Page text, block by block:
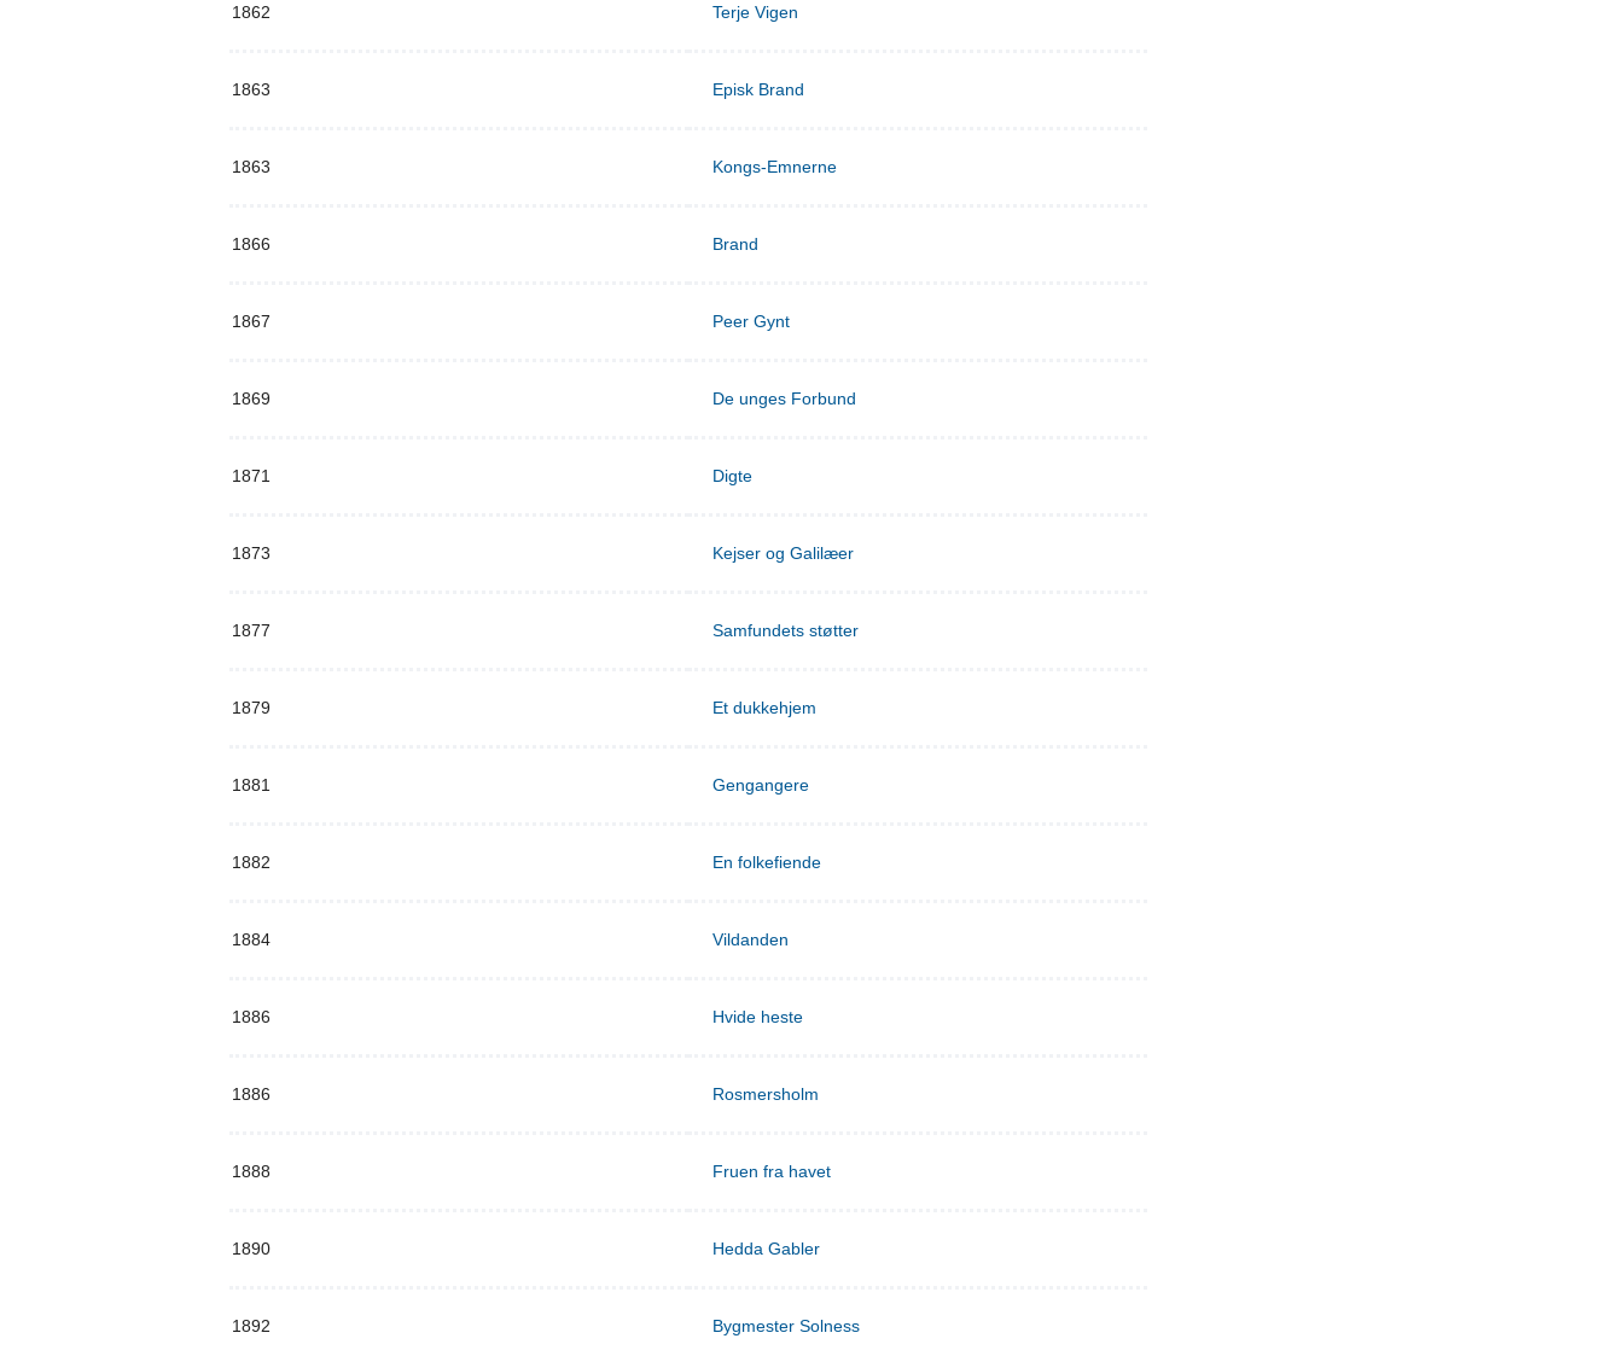
1862 Terje Vigen
1863 Episk Brand
1863 Kongs-Emnerne
1866 Brand
1867 Peer Gynt
1869 De unges Forbund
1871 Digte
1873 Kejser og Galilæer
1877 Samfundets støtter
1879 Et dukkehjem
1881 Gengangere
1882 En folkefiende
1884 Vildanden
1886 Hvide heste
1886 Rosmersholm
1888 Fruen fra havet
1890 Hedda Gabler
1892 Bygmester Solness